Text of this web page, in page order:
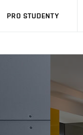
PRO STUDENTY